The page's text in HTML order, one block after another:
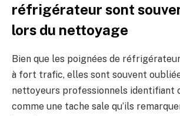
réfrigérateur sont
lors du nettoyage
Bien que les poignées de
à fort trafic, elles sont souvent
nettoyeurs professionnels identifiant
comme une tache sale qu’ils